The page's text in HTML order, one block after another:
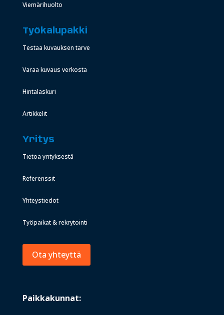
Viemärihuolto
Työkalupakki
Testaa kuvauksen tarve
Varaa kuvaus verkosta
Hintalaskuri
Artikkelit
Yritys
Tietoa yrityksestä
Referenssit
Yhteystiedot
Työpaikat & rekrytointi
Ota yhteyttä
Paikkakunnat: